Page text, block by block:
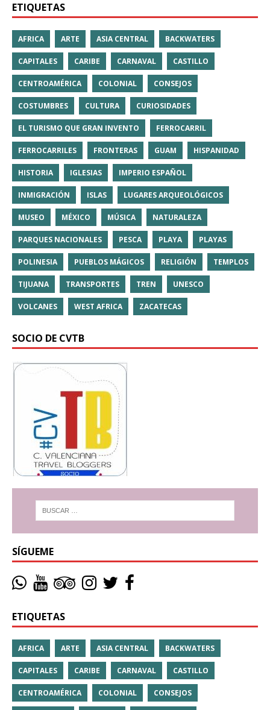
ETIQUETAS
AFRICA ARTE ASIA CENTRAL BACKWATERS
CAPITALES CARIBE CARNAVAL CASTILLO
CENTROAMÉRICA COLONIAL CONSEJOS
COSTUMBRES CULTURA CURIOSIDADES
EL TURISMO QUE GRAN INVENTO FERROCARRIL
FERROCARRILES FRONTERAS GUAM HISPANIDAD
HISTORIA IGLESIAS IMPERIO ESPAÑOL
INMIGRACIÓN ISLAS LUGARES ARQUEOLÓGICOS
MUSEO MÉXICO MÚSICA NATURALEZA
PARQUES NACIONALES PESCA PLAYA PLAYAS
POLINESIA PUEBLOS MÁGICOS RELIGIÓN TEMPLOS
TIJUANA TRANSPORTES TREN UNESCO
VOLCANES WEST AFRICA ZACATECAS
SOCIO DE CVTB
SÍGUEME
ETIQUETAS
AFRICA ARTE ASIA CENTRAL BACKWATERS
CAPITALES CARIBE CARNAVAL CASTILLO
CENTROAMÉRICA COLONIAL CONSEJOS